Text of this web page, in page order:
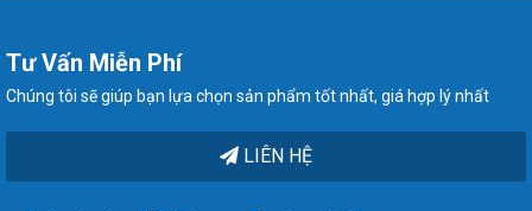
Tư Vấn Miễn Phí
Chúng tôi sẽ giúp bạn lựa chọn sản phẩm tốt nhất, giá hợp lý nhất
LIÊN HỆ